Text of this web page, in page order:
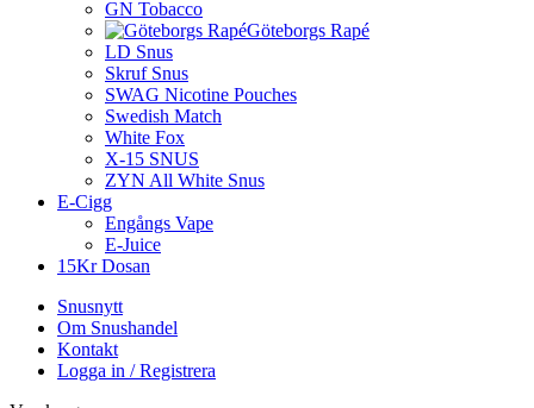
GN Tobacco
Göteborgs Rapé
LD Snus
Skruf Snus
SWAG Nicotine Pouches
Swedish Match
White Fox
X-15 SNUS
ZYN All White Snus
E-Cigg
Engångs Vape
E-Juice
15Kr Dosan
Snusnytt
Om Snushandel
Kontakt
Logga in / Registrera